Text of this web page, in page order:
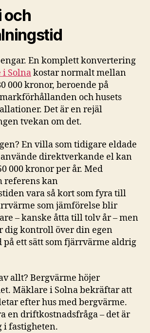
och
En komplett konvertering
i Solnakostar normalt mellan
000 kronor, beroende på
och husets
Det är en rejäl
tvekan om det.
En villa som tidigare eldade
direktverkande el kan
000 kronor per år. Med
referens kan
vara så kort som fyra till
som jämförelse blir
– kanske åtta till tolv år – men
dig kontroll över din egen
på ett sätt som fjärrvärme aldrig
allt? Bergvärme höjer
Mäklare i Solna bekräftar att
efter hus med bergvärme.
en driftkostnadsfråga – det är
i fastigheten.